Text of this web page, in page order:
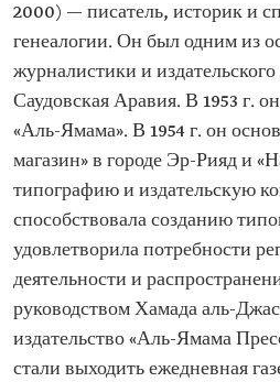
Имя
Хамад аль-
Место рождения
Эр-Рияд (столица)
Год смерти
2000 г.
Профессиональная
сфера
Историк
Специалист по
Достижения
Публикация
Арабского
2000) — писатель, историк и
генеалогии. Он был одним из
журналистики и
Саудовская Аравия. В 1953 г.
«Аль-Ямама». В 1954 г. он
магазин» в городе Эр-Рияд и
типографию и издательскую
способствовала созданию
удовлетворила потребности
деятельности и
руководством Хамада аль-
издательство «Аль-Ямама
стали выходить ежедневная